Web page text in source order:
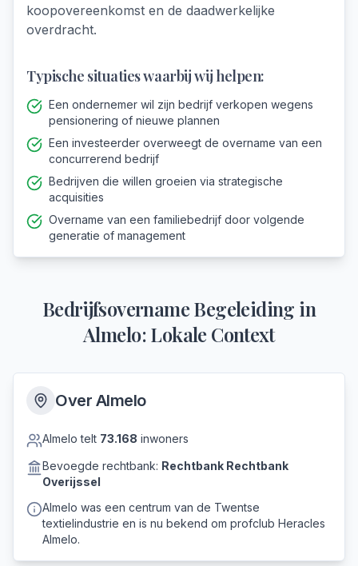
koopovereenkomst en de daadwerkelijke
overdracht.
Typische situaties waarbij wij helpen:
Een ondernemer wil zijn bedrijf verkopen wegens
pensionering of nieuwe plannen
Een investeerder overweegt de overname van een
concurrerend bedrijf
Bedrijven die willen groeien via strategische
acquisities
Overname van een familiebedrijf door volgende
generatie of management
Bedrijfsovername Begeleiding in
Almelo: Lokale Context
Over Almelo
Almelo telt 73.168 inwoners
Bevoegde rechtbank: Rechtbank Rechtbank
Overijssel
Almelo was een centrum van de Twentse
textielindustrie en is nu bekend om profclub Heracles
Almelo.